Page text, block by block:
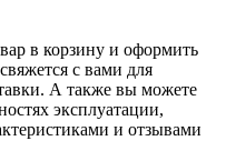
в корзину и оформить
с вами для
А также вы можете
эксплуатации,
и отзывами